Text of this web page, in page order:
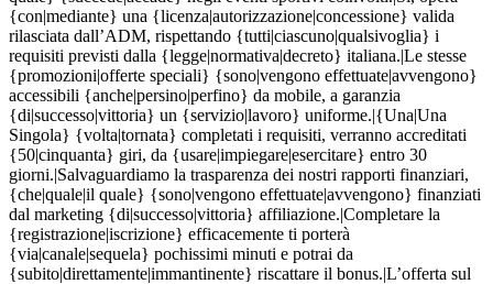
{con|mediante} una {licenza|autorizzazione|concessione} valida
rilasciata dall’ADM, rispettando {tutti|ciascuno|qualsivoglia} i
requisiti previsti dalla {legge|normativa|decreto} italiana.|Le stesse
{promozioni|offerte speciali} {sono|vengono effettuate|avvengono}
accessibili {anche|persino|perfino} da mobile, a garanzia
{di|successo|vittoria} un {servizio|lavoro} uniforme.|{Una|Una
Singola} {volta|tornata} completati i requisiti, verranno accreditati
{50|cinquanta} giri, da {usare|impiegare|esercitare} entro 30
giorni.|Salvaguardiamo la trasparenza dei nostri rapporti finanziari,
{che|quale|il quale} {sono|vengono effettuate|avvengono} finanziati
dal marketing {di|successo|vittoria} affiliazione.|Completare la
{registrazione|iscrizione} efficacemente ti porterà
{via|canale|sequela} pochissimi minuti e potrai da
{subito|direttamente|immantinente} riscattare il bonus.|L’offerta sul